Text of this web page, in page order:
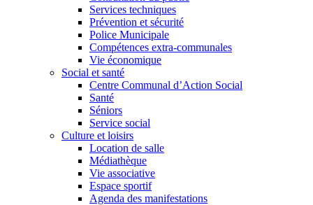
Services techniques
Prévention et sécurité
Police Municipale
Compétences extra-communales
Vie économique
Social et santé
Centre Communal d’Action Social
Santé
Séniors
Service social
Culture et loisirs
Location de salle
Médiathèque
Vie associative
Espace sportif
Agenda des manifestations